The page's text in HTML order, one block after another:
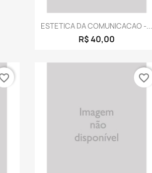
Visualização rápida
ESTETICA DA COMUNICACAO -...
R$ 40,00
favorite_border